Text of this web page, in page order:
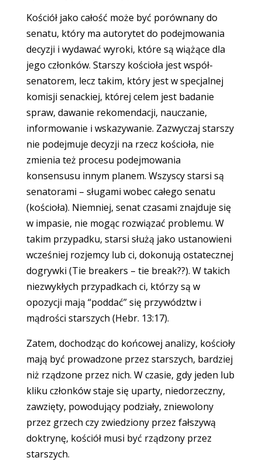
Kościół jako całość może być porównany do
senatu, który ma autorytet do podejmowania
decyzji i wydawać wyroki, które są wiążące dla
jego członków. Starszy kościoła jest współ-
senatorem, lecz takim, który jest w specjalnej
komisji senackiej, której celem jest badanie
spraw, dawanie rekomendacji, nauczanie,
informowanie i wskazywanie. Zazwyczaj starszy
nie podejmuje decyzji na rzecz kościoła, nie
zmienia też procesu podejmowania
konsensusu innym planem. Wszyscy starsi są
senatorami – sługami wobec całego senatu
(kościoła). Niemniej, senat czasami znajduje się
w impasie, nie mogąc rozwiązać problemu. W
takim przypadku, starsi służą jako ustanowieni
wcześniej rozjemcy lub ci, dokonują ostatecznej
dogrywki (Tie breakers – tie break??). W takich
niezwykłych przypadkach ci, którzy są w
opozycji mają “poddać” się przywództw i
mądrości starszych (Hebr. 13:17).
Zatem, dochodząc do końcowej analizy, kościoły
mają być prowadzone przez starszych, bardziej
niż rządzone przez nich. W czasie, gdy jeden lub
kliku członków staje się uparty, niedorzeczny,
zawzięty, powodujący podziały, zniewolony
przez grzech czy zwiedziony przez fałszywą
doktrynę, kościół musi być rządzony przez
starszych.